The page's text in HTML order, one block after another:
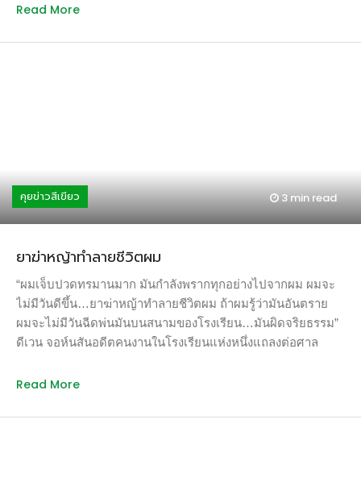
ผลกระทบอันยิ่งใหญ่ต่อธรรมชาติ เพราะขยะในเขตอุทยานแห่ง
กลุ่มกันเก็บขยะจากน้ำตกปิตุ๊โกลและดอยมะม่วงสามหมื่นลงสู่พื้น
ราบ ปริมาณขยะมากถึงเกือบ […]
สแลต เด็กหนุ่มชาวดัชน์บอกเล่า ย้อนกลับไปเมื่อ 6 ปีที่แล้ว เขา
แวดล้อม หลังการพูดที่เวที TedTalk ว่าเขามีวิธีกำจัดขยะกอง
น้ำอย่างโบยันใช้หลักการทางวิทยาศาสตร์ในระดับมัธยมปลายมา
จะทำสิ่งที่แตกต่างออกไป ก็ต้องคิดให้แตกต่าง ทำไมต้องลงไปใน
มหาสมุทร ในเมื่อมหาสมุทรเข้ามาหาคุณได้ ทำไมต้องเอาเรือไป
ลอยลำแล้วกวาดขยะ แทนที่จะวิ่งตามเก็บพลาสติก คุณก็แค่รอ
ให้พลาสติกลอยเข้ามาหาคุณ โดยไม่ต้องเสียพลังงานอะไรเลย”
แนวคิดนี้ทำให้เขาได้รับรางวัลการออกแบบเชิงเทคนิคยอดเยี่ยม
องค์การสหประชาชาติ จากนักเรียนมัธยมเมื่อหกปีที่แล้ว วันนี้โบ
Read More
คุยข่าวสีเขียว 3 minread
ยาฆ่าหญ้าทำลายชีวิตผม
“ผมเจ็บปวดทรมานมาก มันกำลังพรากทุกอย่างไปจากผม ผมจะ
ไม่มีวันดีขึ้น…ยาฆ่าหญ้าทำลายชีวิตผม ถ้าผมรู้ว่ามันอันตราย
ผมจะไม่มีวันฉีดพ่นมันบนสนามของโรงเรียน…มันผิดจริยธรรม”
ดีเวน จอห์นสันอดีตคนงานในโรงเรียนแห่งหนึ่งแถลงต่อศาล
ตั้งแต่ปีพ.ศ. 2555 เขามีหน้าที่ฉีดพ่นยาฆ่าหญ้าที่สนามโรงเรียน
สัมผัสกับราวด์อัพและแรงเยอร์โปรอย่างหลีกเลี่ยงไม่ได้ ผลิต
Read More